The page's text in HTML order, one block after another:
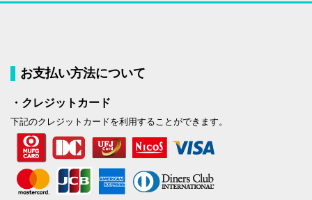
お支払い方法について
・クレジットカード
下記のクレジットカードを利用することができます。